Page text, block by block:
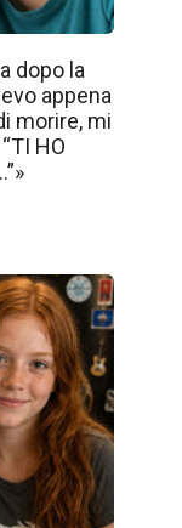
dopo la
appena
morire, mi
HO